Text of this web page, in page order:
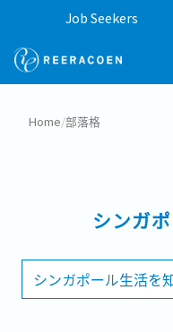
Job Seekers
Home/部落格
シンガ
シンガポール生活を